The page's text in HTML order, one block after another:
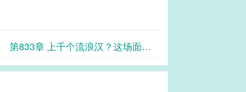
第833章 上千个流浪汉？这场面太
震撼！